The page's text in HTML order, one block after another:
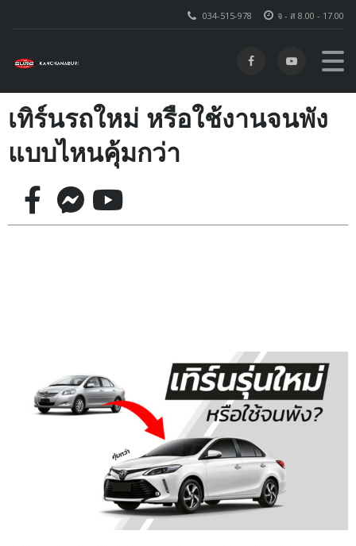
จ - ส 8.00 - 17.00
034-515-978
เทิร์นรถใหม่ หรือใช้งานจนพัง
แบบไหนคุ้มกว่า